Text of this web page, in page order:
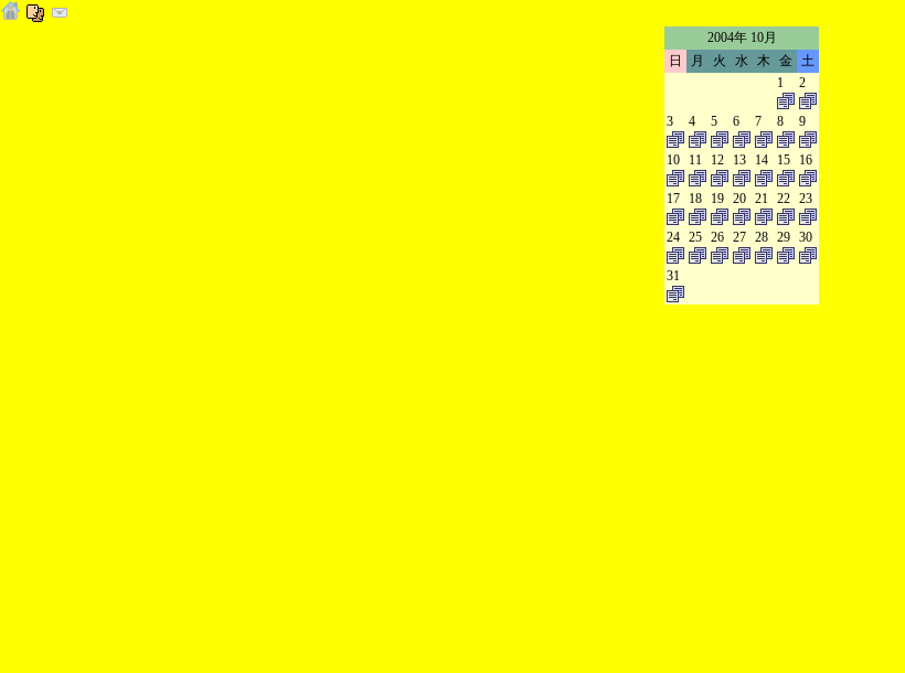
2004年 10月
日
月 火 水 木 金
土
1
2
3 4 5 6 7 8 9
10 11 12 13 14 15 16
17 18 19 20 21 22 23
24 25 26 27 28 29 30
31